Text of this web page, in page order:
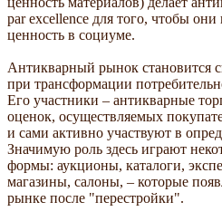
par excellence для того, чтобы
ценность в социуме.
Антикварный рынок становится
при трансформации
Его участники – антикварные
оценок, осуществляемых
и сами активно участвуют в
Значимую роль здесь играют
формы: аукционы, каталоги,
магазины, салоны, – которые
рынке после "перестройки".